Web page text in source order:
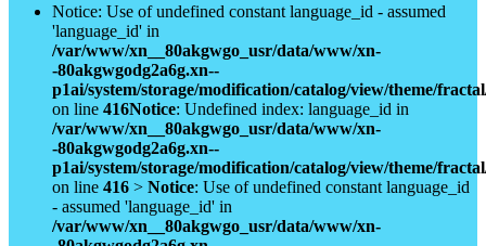
Notice: Use of undefined constant language_id - assumed
'language_id' in
/var/www/xn__80akgwgo_usr/data/www/xn-
-80akgwgodg2a6g.xn--
p1ai/system/storage/modification/catalog/view/theme/
on line 416Notice: Undefined index: language_id in
/var/www/xn__80akgwgo_usr/data/www/xn-
-80akgwgodg2a6g.xn--
p1ai/system/storage/modification/catalog/view/theme/
on line 416 > Notice: Use of undefined constant language_id
- assumed 'language_id' in
/var/www/xn__80akgwgo_usr/data/www/xn-